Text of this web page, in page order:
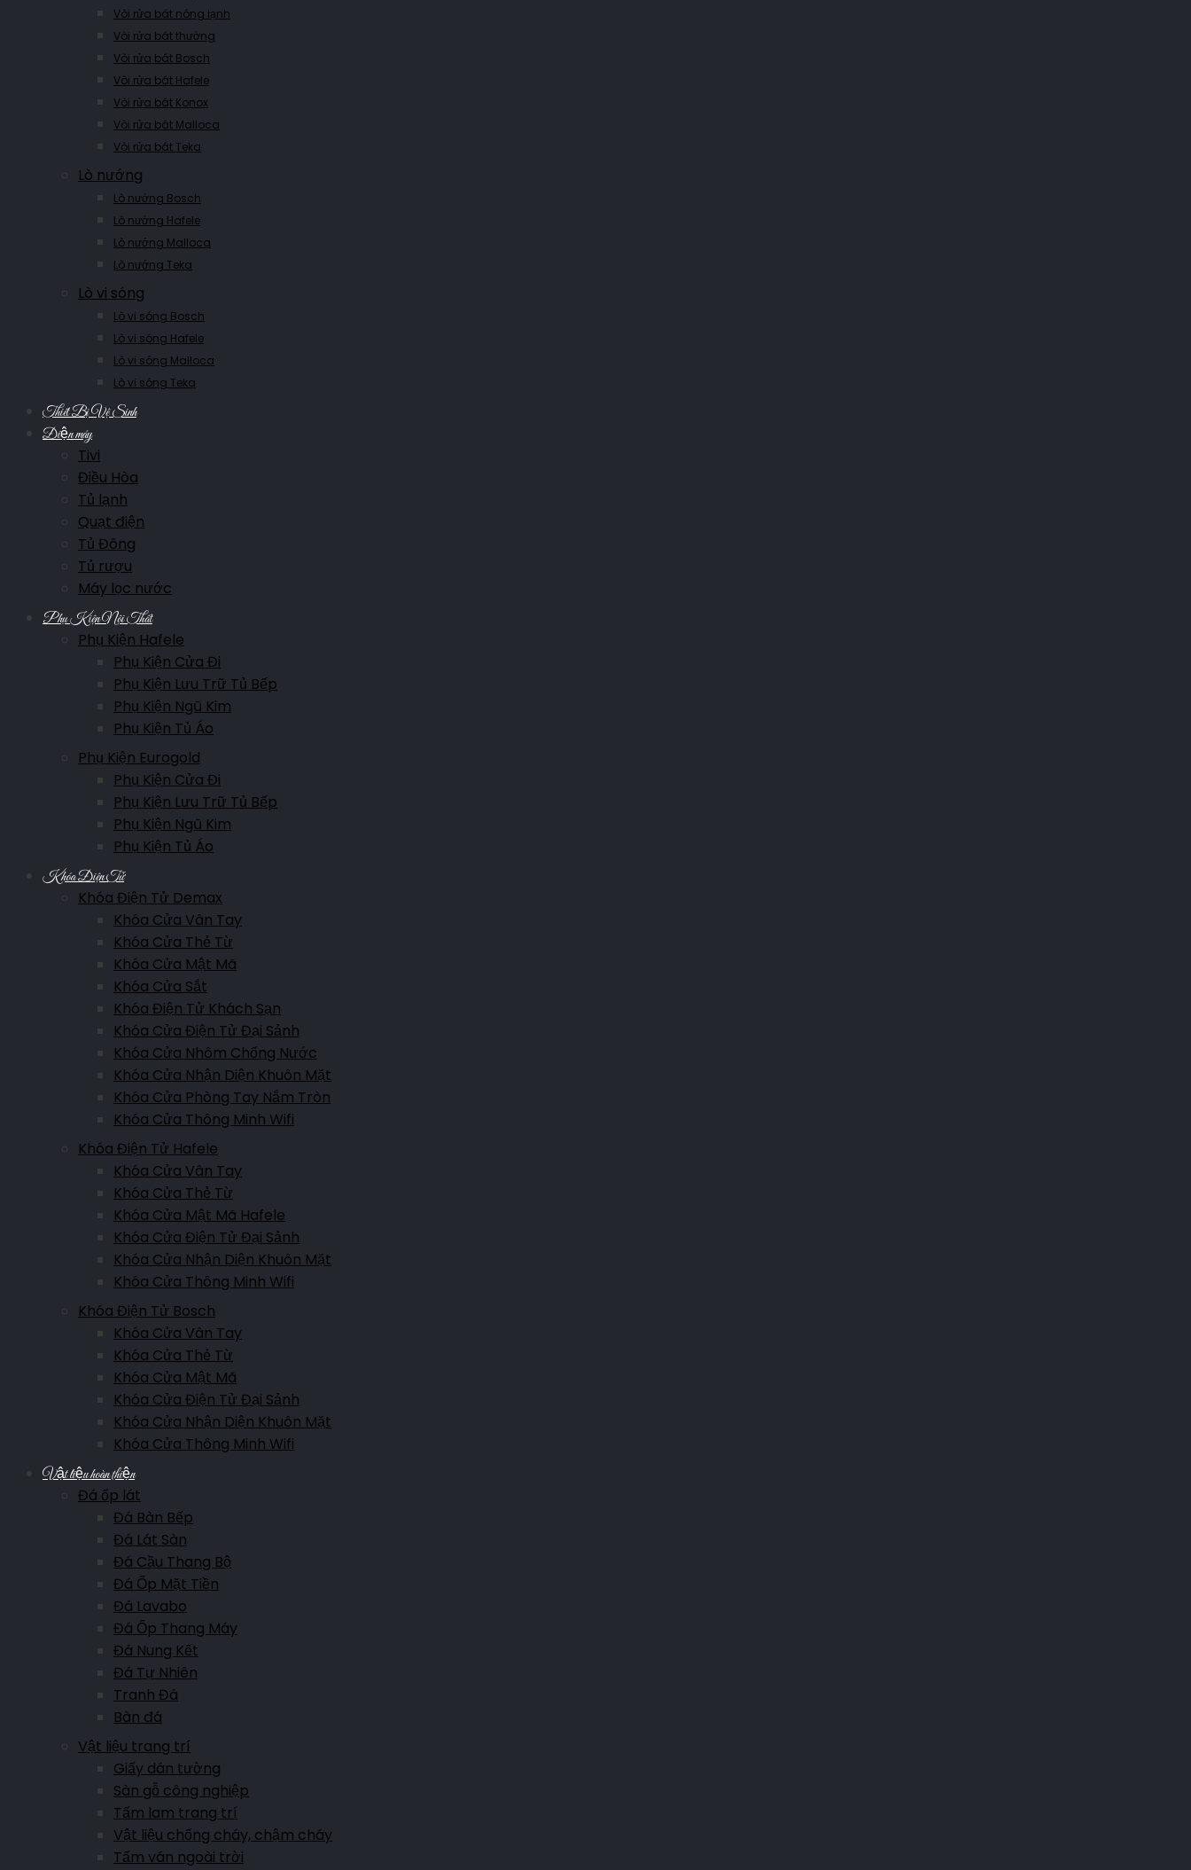
Vòi rửa bát nóng lạnh
Vòi rửa bát thường
Vòi rửa bát Bosch
Vòi rửa bát Hafele
Vòi rửa bát Konox
Vòi rửa bát Malloca
Vòi rửa bát Teka
Lò nướng
Lò nướng Bosch
Lò nướng Hafele
Lò nướng Malloca
Lò nướng Teka
Lò vi sóng
Lò vi sóng Bosch
Lò vi sóng Hafele
Lò vi sóng Malloca
Lò vi sóng Teka
Thiết Bị Vệ Sinh
Điện máy
Tivi
Điều Hòa
Tủ lạnh
Quạt điện
Tủ Đông
Tủ rượu
Máy lọc nước
Phụ Kiện Nội Thất
Phụ Kiện Hafele
Phụ Kiện Cửa Đi
Phụ Kiện Lưu Trữ Tủ Bếp
Phụ Kiện Ngũ Kim
Phụ Kiện Tủ Áo
Phụ Kiện Eurogold
Phụ Kiện Cửa Đi
Phụ Kiện Lưu Trữ Tủ Bếp
Phụ Kiện Ngũ Kim
Phụ Kiện Tủ Áo
Khóa Điện Tử
Khóa Điện Tử Demax
Khóa Cửa Vân Tay
Khóa Cửa Thẻ Từ
Khóa Cửa Mật Mã
Khóa Cửa Sắt
Khóa Điện Tử Khách Sạn
Khóa Cửa Điện Tử Đại Sảnh
Khóa Cửa Nhôm Chống Nước
Khóa Cửa Nhận Diện Khuôn Mặt
Khóa Cửa Phòng Tay Nắm Tròn
Khóa Cửa Thông Minh Wifi
Khóa Điện Tử Hafele
Khóa Cửa Vân Tay
Khóa Cửa Thẻ Từ
Khóa Cửa Mật Mã Hafele
Khóa Cửa Điện Tử Đại Sảnh
Khóa Cửa Nhận Diện Khuôn Mặt
Khóa Cửa Thông Minh Wifi
Khóa Điện Tử Bosch
Khóa Cửa Vân Tay
Khóa Cửa Thẻ Từ
Khóa Cửa Mật Mã
Khóa Cửa Điện Tử Đại Sảnh
Khóa Cửa Nhận Diện Khuôn Mặt
Khóa Cửa Thông Minh Wifi
Vật liệu hoàn thiện
Đá ốp lát
Đá Bàn Bếp
Đá Lát Sàn
Đá Cầu Thang Bộ
Đá Ốp Mặt Tiền
Đá Lavabo
Đá Ốp Thang Máy
Đá Nung Kết
Đá Tự Nhiên
Tranh Đá
Bàn đá
Vật liệu trang trí
Giấy dán tường
Sàn gỗ công nghiệp
Tấm lam trang trí
Vật liệu chống cháy, chậm cháy
Tấm ván ngoài trời